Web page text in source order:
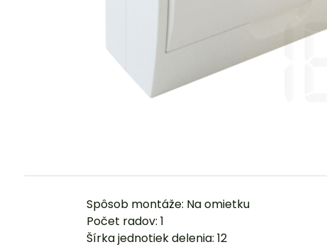
Spôsob montáže: Na omietku
Počet radov: 1
Šírka jednotiek delenia: 12